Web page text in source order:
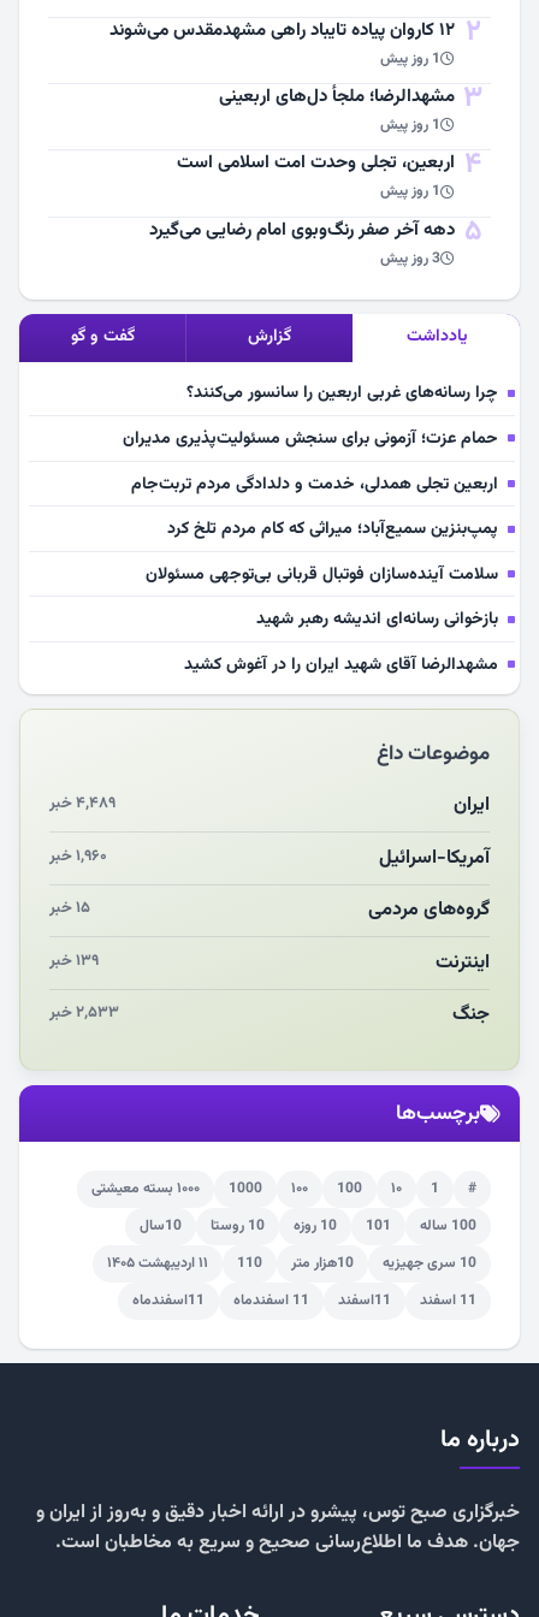
2 ۱۲ کاروان پیاده تایباد راهی مشهدمقدس می‌شوند
1 روز پیش
3 مشهد‌الرضا؛ ملجأ دل‌های اربعینی
1 روز پیش
4 اربعین، تجلی وحدت امت اسلامی است
1 روز پیش
5 دهه آخر صفر رنگ‌وبوی امام رضایی می‌گیرد
3 روز پیش
یادداشت گزارش گفت و گو
چرا رسانه‌های غربی اربعین را سانسور می‌کنند؟
حمام عزت؛ آزمونی برای سنجش مسئولیت‌پذیری مدیران
اربعین تجلی همدلی، خدمت و دلدادگی مردم تربت‌جام
پمپ‌بنزین سمیع‌آباد؛ میراثی که کام مردم تلخ کرد
سلامت آینده‌سازان فوتبال قربانی بی‌توجهی مسئولان
بازخوانی رسانه‌ای اندیشه رهبر شهید
مشهدالرضا آقای شهید ایران را در آغوش کشید
مکن ای صبح طلوع
چرایی «استقبال از آقای ایران»
انقلاب مردمی و مردم انقلابی
مرگ خاموش زیست‌محیطی در منطقه تربت‌جام
چو‌ن‌وچرا در «علی‌الاصول» یا انتظار برای تحقق شروط
موضوعات داغ
ایران ۴,۴۸۹ خبر
آمریکا-اسرائیل ۱,۹۶۰ خبر
گروه‌های مردمی ۱۵ خبر
اینترنت ۱۳۹ خبر
جنگ ۲,۵۳۳ خبر
برچسب‌ها
#
1 ۱۰ 100 ۱۰۰ 1000
۱۰۰۰ بسته معیشتی
100 ساله
101 10 روزه 10 روستا
10سال
10 سری جهیزیه
10هزار متر 110
۱۱ اردیبهشت ۱۴۰۵
11 اسفند
11اسفند 11 اسفندماه 11اسفندماه
درباره ما
خبرگزاری صبح توس، پیشرو در ارائه اخبار دقیق و به‌روز از ایران و
جهان. هدف ما اطلاع‌رسانی صحیح و سریع به مخاطبان است.